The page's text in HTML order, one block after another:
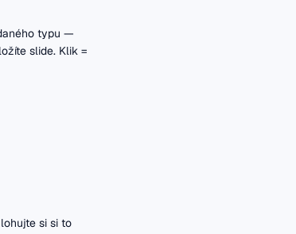
typu —
slide. Klik =
si si to